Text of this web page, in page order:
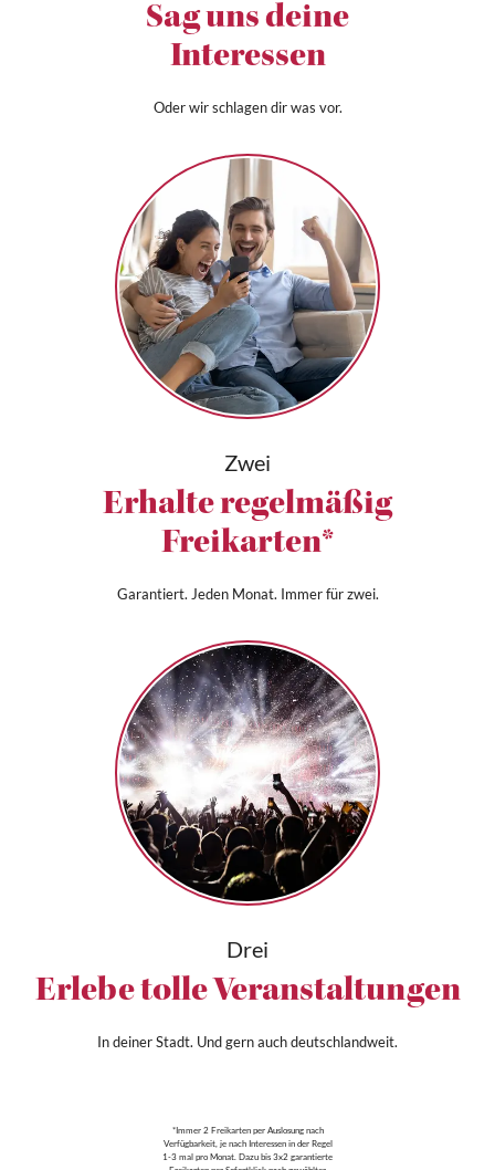
Sag uns deine
Interessen
Oder wir schlagen dir was vor.
Zwei
Erhalte regelmäßig
Freikarten*
Garantiert. Jeden Monat. Immer für zwei.
Drei
Erlebe tolle Veranstaltungen
In deiner Stadt. Und gern auch deutschlandweit.
*Immer 2 Freikarten per Auslosung nach
Verfügbarkeit, je nach Interessen in der Regel
1-3 mal pro Monat. Dazu bis 3x2 garantierte